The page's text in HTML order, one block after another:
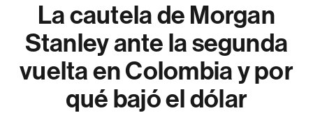
La cautela de Morgan
Stanley ante la segunda
vuelta en Colombia y por
qué bajó el dólar